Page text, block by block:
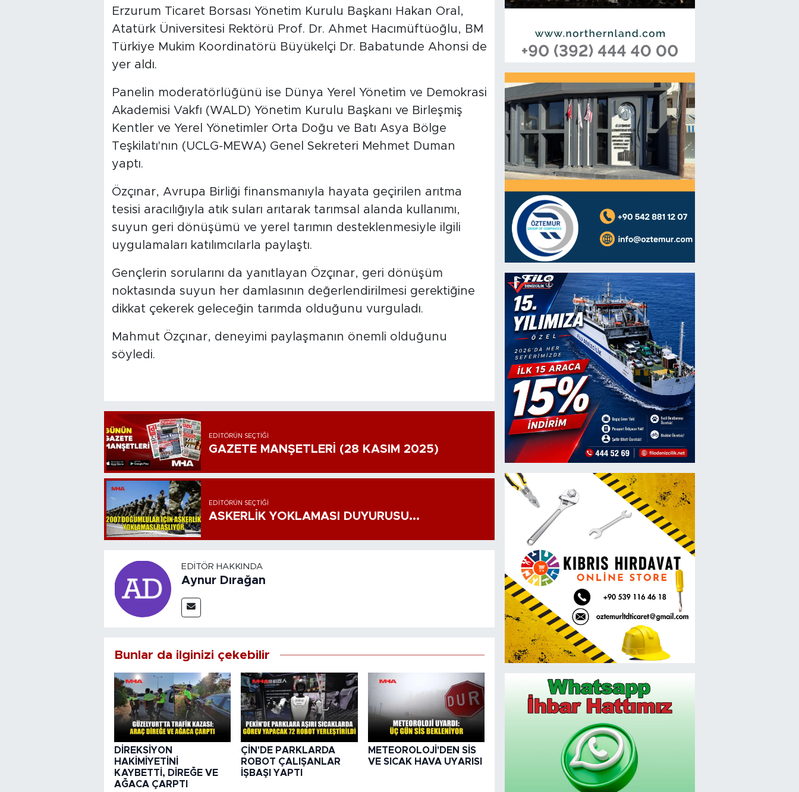
Erzurum Ticaret Borsası Yönetim Kurulu Başkanı Hakan Oral,
Atatürk Üniversitesi Rektörü Prof. Dr. Ahmet Hacımüftüoğlu, BM
Türkiye Mukim Koordinatörü Büyükelçi Dr. Babatunde Ahonsi de
yer aldı.
Panelin moderatörlüğünü ise Dünya Yerel Yönetim ve Demokrasi
Akademisi Vakfı (WALD) Yönetim Kurulu Başkanı ve Birleşmiş
Kentler ve Yerel Yönetimler Orta Doğu ve Batı Asya Bölge
Teşkilatı'nın (UCLG-MEWA) Genel Sekreteri Mehmet Duman
yaptı.
Özçınar, Avrupa Birliği finansmanıyla hayata geçirilen arıtma
tesisi aracılığıyla atık suları arıtarak tarımsal alanda kullanımı,
suyun geri dönüşümü ve yerel tarımın desteklenmesiyle ilgili
uygulamaları katılımcılarla paylaştı.
Gençlerin sorularını da yanıtlayan Özçınar, geri dönüşüm
noktasında suyun her damlasının değerlendirilmesi gerektiğine
dikkat çekerek geleceğin tarımda olduğunu vurguladı.
Mahmut Özçınar, deneyimi paylaşmanın önemli olduğunu
söyledi.
EDITÖRÜN SEÇTIĞI
GAZETE MANŞETLERİ (28 KASIM 2025)
EDITÖRÜN SEÇTIĞI
ASKERLİK YOKLAMASI DUYURUSU...
EDITÖR HAKKINDA
Aynur Dırağan
Bunlar da ilginizi çekebilir
DİREKSİYON
HAKİMİYETİNİ
KAYBETTİ, DİREĞE VE
AĞACA ÇARPTI
ÇİN'DE PARKLARDA
ROBOT ÇALIŞANLAR
İŞBAŞI YAPTI
METEOROLOJİ'DEN SİS
VE SICAK HAVA UYARISI